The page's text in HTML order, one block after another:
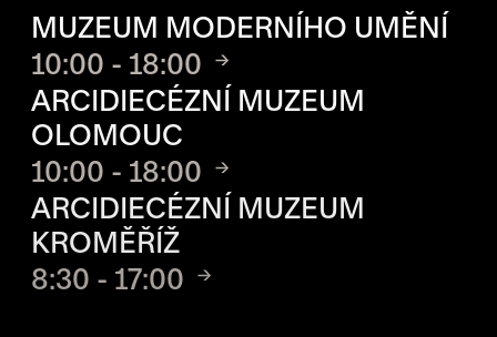
MUZEUM MODERNÍHO UMĚNÍ
10:00 - 18:00
ARCIDIECÉZNÍ MUZEUM
OLOMOUC
10:00 - 18:00
ARCIDIECÉZNÍ MUZEUM
KROMĚŘÍŽ
8:30 - 17:00